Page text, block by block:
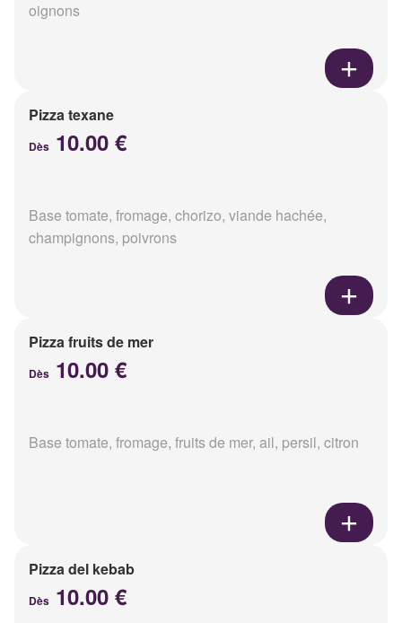
oignons
Pizza texane
Dès 10.00 €
Base tomate, fromage, chorizo, viande hachée,
champignons, poivrons
Pizza fruits de mer
Dès 10.00 €
Base tomate, fromage, fruits de mer, ail, persil, citron
Pizza del kebab
Dès 10.00 €